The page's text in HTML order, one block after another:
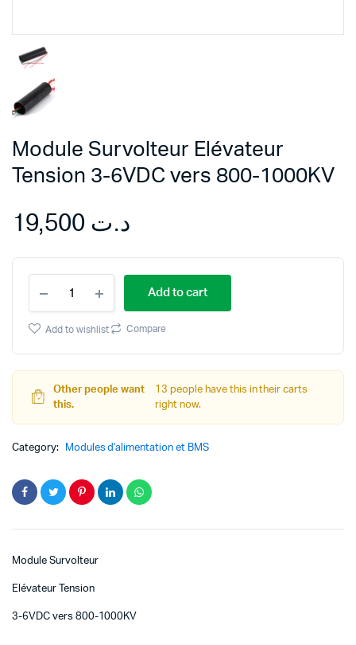
Module Survolteur Elévateur
Tension 3-6VDC vers 800-1000KV
د.ت
Survolteur
Elévateur
Tension
6VDC
vers
800-
1000KV
Add to cart
Add to wishlist Compare
Other people want
this.
13 people have this in their carts
right now.
Category: Modules d'alimentation et BMS
Module Survolteur
Elévateur Tension
3-6VDC vers 800-1000KV